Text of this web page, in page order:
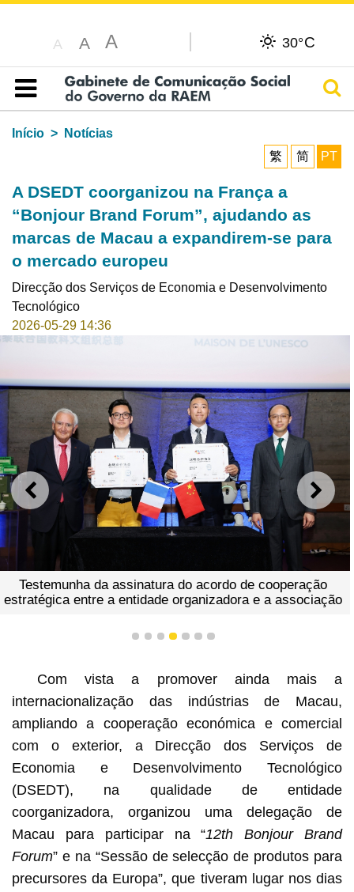
A A A 30°C
Índice
Início
Notícias
繁
简 PT
A DSEDT coorganizou na França a
“Bonjour Brand Forum”, ajudando as
marcas de Macau a expandirem-se para
o mercado europeu
Direcção dos Serviços de Economia e Desenvolvimento
Tecnológico
2026-05-29 14:36
ANTERIOR
Testemunha da assinatura do acordo de cooperação
estratégica entre a entidade organizadora e a associação
1 2 3 4 5 6 7
Com vista a promover ainda mais a
internacionalização das indústrias de Macau,
ampliando a cooperação económica e comercial
com o exterior, a Direcção dos Serviços de
Economia e Desenvolvimento Tecnológico
(DSEDT), na qualidade de entidade
coorganizadora, organizou uma delegação de
Macau para participar na “12thBonjour Brand
Forum” e na “Sessão de selecção de produtos para
precursores da Europa”, que tiveram lugar nos dias